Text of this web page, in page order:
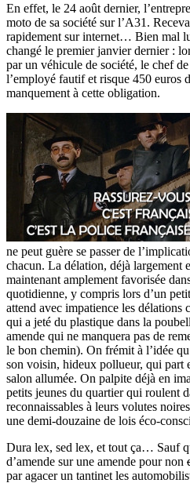
En effet, le 24 août dernier,
moto de sa société sur l’A31.
rapidement sur internet… Bien mal
changé le premier janvier dernier :
par un véhicule de société, le chef
l’employé fautif et risque 450 euros
manquement à cette obligation.
ne peut guère se passer de
chacun. La délation, déjà largement
maintenant amplement favorisée
quotidienne, y compris lors d’un
attend avec impatience les délations
qui a jeté du plastique dans la
amende qui ne manquera pas de
le bon chemin). On frémit à l’idée
son voisin, hideux pollueur, qui part
salon allumée. On palpite déjà en
petits jeunes du quartier qui roulent
reconnaissables à leurs volutes
une demi-douzaine de lois éco-
Dura lex, sed lex, et tout ça… Sauf
d’amende sur une amende pour non
par agacer un tantinet les